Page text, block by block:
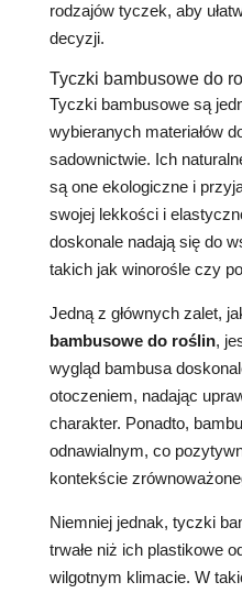
rodzajów tyczek, aby
decyzji.
Tyczki bambusowe do
Tyczki bambusowe są
wybieranych materiałów
sadownictwie. Ich
są one ekologiczne i
swojej lekkości i
doskonale nadają się do
takich jak winorośle czy
Jedną z głównych zalet,
bambusowe do roślin,
wygląd bambusa
otoczeniem, nadając
charakter. Ponadto,
odnawialnym, co
kontekście
Niemniej jednak, tyczki
trwałe niż ich plastikowe
wilgotnym klimacie. W